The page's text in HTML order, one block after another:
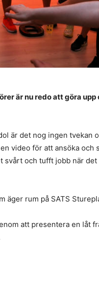
är nu redo att göra upp
är det nog ingen tvekan
video för att ansöka och
svårt och tufft jobb när
äger rum på SATS
att presentera en låt